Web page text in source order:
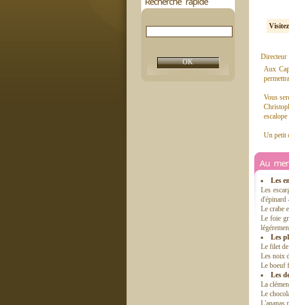
Directeur
Aux
Vous
Un petit
Au
Les
Les
d'épinard
Le crabe
Le foie
Les
Le filet
Les noix
Le boeuf
Les
La
Le
L'ananas